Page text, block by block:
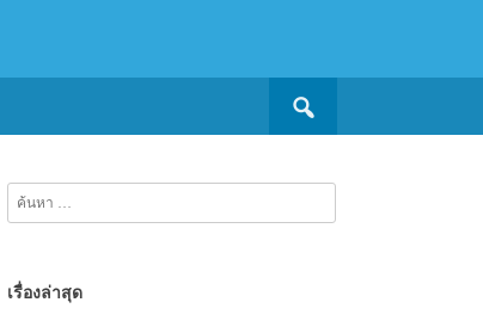
ค้นหา
เรื่องล่าสุด